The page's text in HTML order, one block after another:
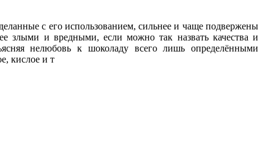
с его использованием, сильнее и чаще подвержены
злыми и вредными, если можно так назвать качества и
нелюбовь к шоколаду всего лишь определёнными
кислое и т